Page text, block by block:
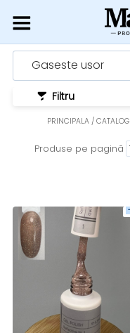
Gaseste usor
PRINCIPALA CATALOG
Produse pe pagină
Filtru